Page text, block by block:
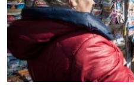
ПОБЕДИТЕЛЕЙ НЕ СУДЯТ?
КРЫМ.НЕПОКОРЕННЫЙ
УКРАИНСКАЯ ПРОБЛЕМА КРЫМА
ПРИСОЕДИНЯЙТЕСЬ!